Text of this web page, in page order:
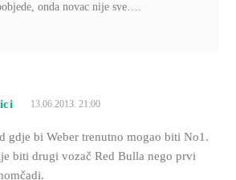
onda novac nije sve….
13.06.2013. 21:00
gdje bi Weber trenutno mogao biti No1.
biti drugi vozač Red Bulla nego prvi